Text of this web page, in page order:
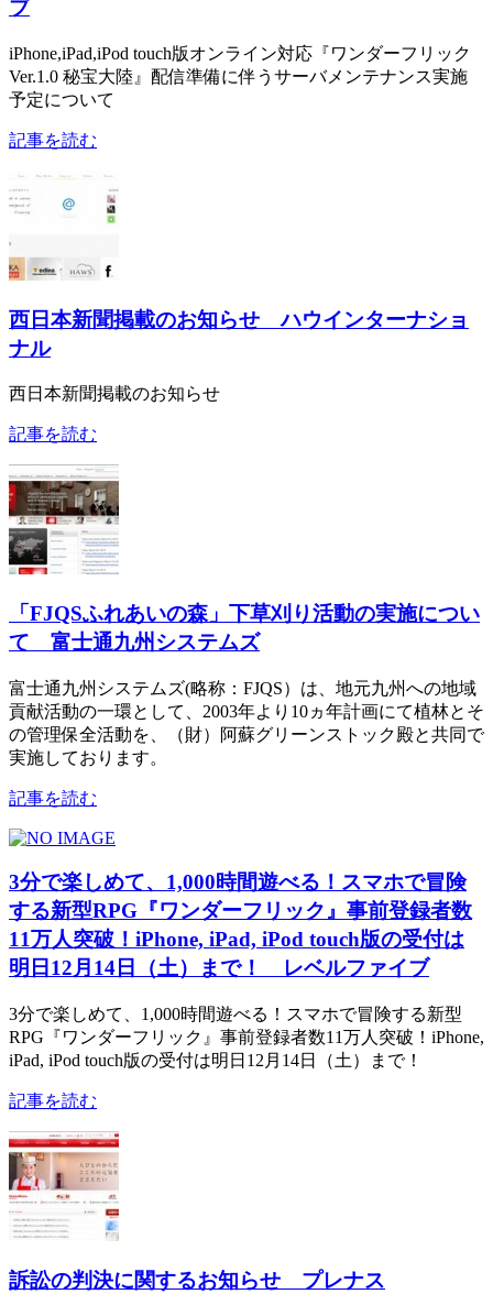
ブ
iPhone,iPad,iPod touch版オンライン対応『ワンダーフリック
Ver.1.0 秘宝大陸』配信準備に伴うサーバメンテナンス実施
予定について
記事を読む
西日本新聞掲載のお知らせ ハウインターナショ
ナル
西日本新聞掲載のお知らせ
記事を読む
「FJQSふれあいの森」下草刈り活動の実施につい
て 富士通九州システムズ
富士通九州システムズ(略称：FJQS）は、地元九州への地域
貢献活動の一環として、2003年より10ヵ年計画にて植林とそ
の管理保全活動を、（財）阿蘇グリーンストック殿と共同で
実施しております。
記事を読む
3分で楽しめて、1,000時間遊べる！スマホで冒険
する新型RPG『ワンダーフリック』事前登録者数
11万人突破！iPhone, iPad, iPod touch版の受付は
明日12月14日（土）まで！ レベルファイブ
3分で楽しめて、1,000時間遊べる！スマホで冒険する新型
RPG『ワンダーフリック』事前登録者数11万人突破！iPhone,
iPad, iPod touch版の受付は明日12月14日（土）まで！
記事を読む
訴訟の判決に関するお知らせ プレナス